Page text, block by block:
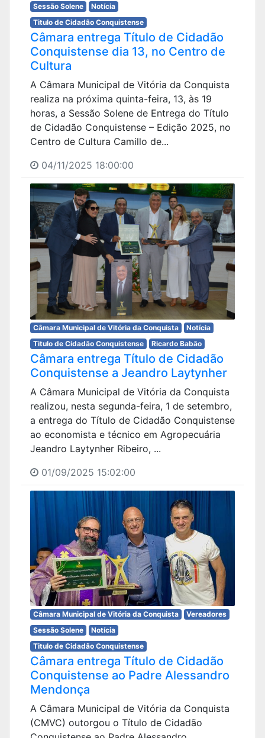
Sessão Solene
Notícia
Titulo de Cidadão Conquistense
Câmara entrega Título de Cidadão
Conquistense dia 13, no Centro de
Cultura
A Câmara Municipal de Vitória da Conquista
realiza na próxima quinta-feira, 13, às 19
horas, a Sessão Solene de Entrega do Título
de Cidadão Conquistense – Edição 2025, no
Centro de Cultura Camillo de...
04/11/2025 18:00:00
Câmara Municipal de Vitória da Conquista
Notícia
Titulo de Cidadão Conquistense
Ricardo Babão
Câmara entrega Título de Cidadão
Conquistense a Jeandro Laytynher
A Câmara Municipal de Vitória da Conquista
realizou, nesta segunda-feira, 1 de setembro,
a entrega do Título de Cidadão Conquistense
ao economista e técnico em Agropecuária
Jeandro Laytynher Ribeiro, ...
01/09/2025 15:02:00
Câmara Municipal de Vitória da Conquista
Vereadores
Sessão Solene
Notícia
Titulo de Cidadão Conquistense
Câmara entrega Título de Cidadão
Conquistense ao Padre Alessandro
Mendonça
A Câmara Municipal de Vitória da Conquista
(CMVC) outorgou o Título de Cidadão